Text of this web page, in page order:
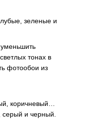
зеленые и
тонах в
фотообои из
коричневый…
и черный.